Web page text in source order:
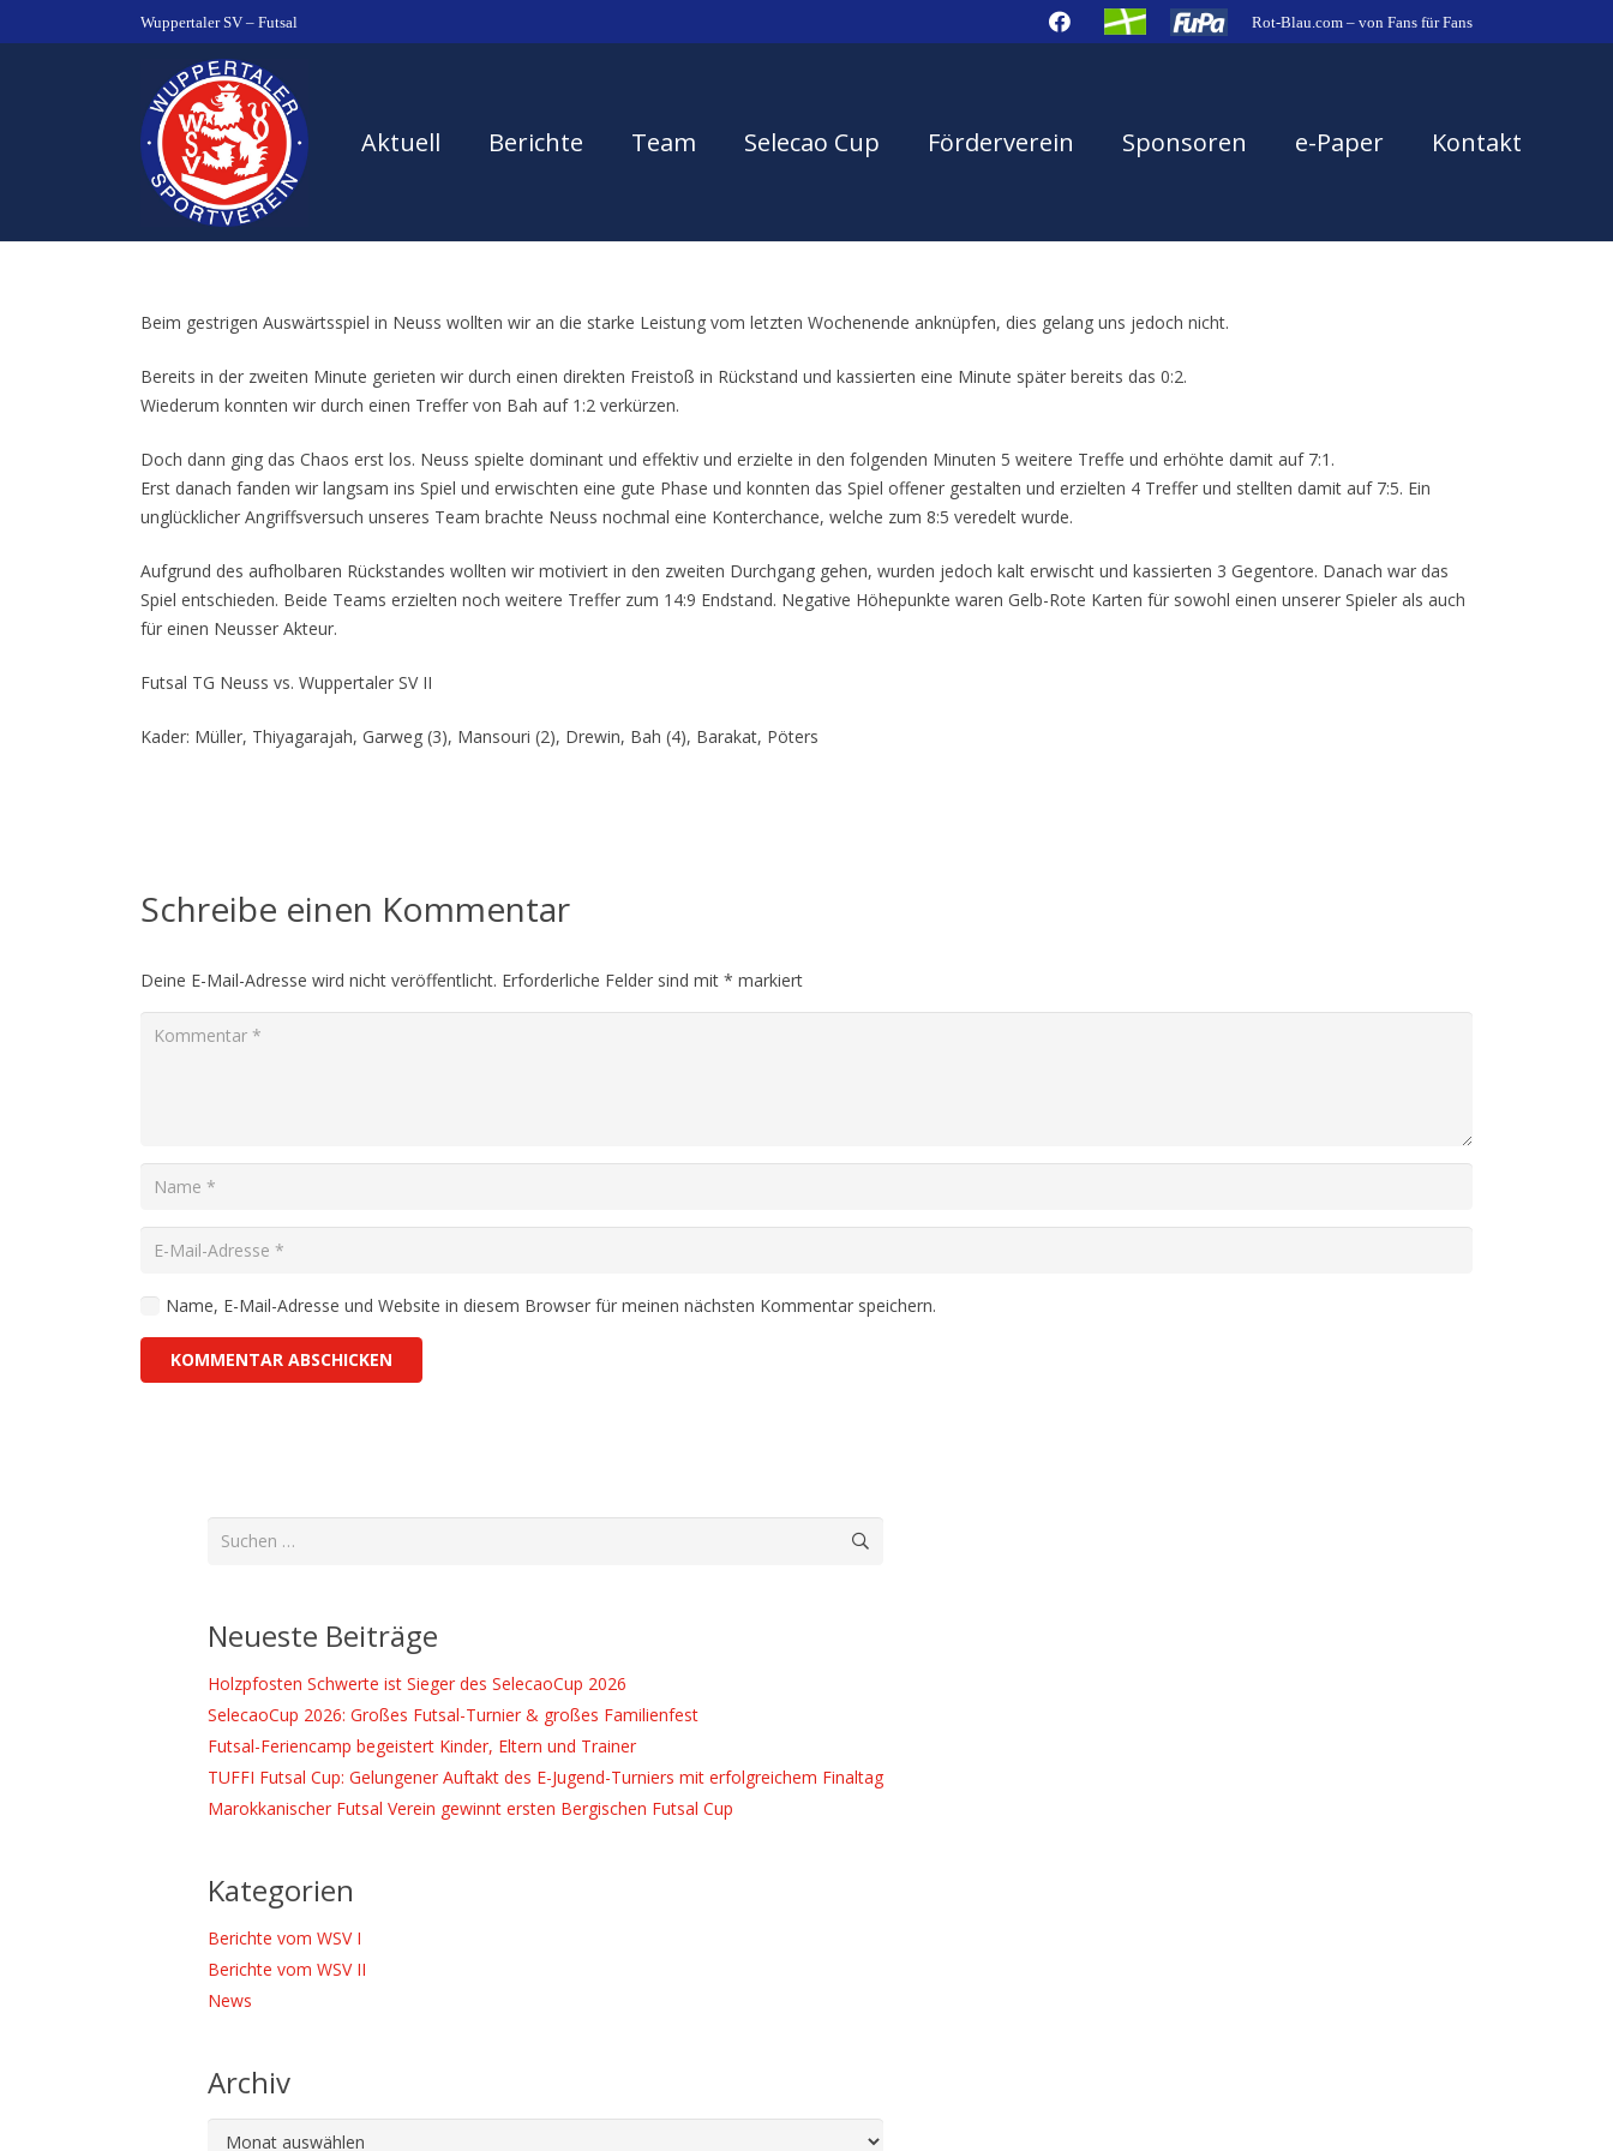
Wuppertaler SV – Futsal Rot-Blau.com – von Fans für Fans
Aktuell Berichte Team Selecao Cup Förderverein Sponsoren e-Paper Kontakt
Beim gestrigen Auswärtsspiel in Neuss wollten wir an die starke Leistung vom letzten Wochenende anknüpfen, dies gelang uns jedoch nicht.
Bereits in der zweiten Minute gerieten wir durch einen direkten Freistoß in Rückstand und kassierten eine Minute später bereits das 0:2.
Wiederum konnten wir durch einen Treffer von Bah auf 1:2 verkürzen.
Doch dann ging das Chaos erst los. Neuss spielte dominant und effektiv und erzielte in den folgenden Minuten 5 weitere Treffe und erhöhte damit auf 7:1.
Erst danach fanden wir langsam ins Spiel und erwischten eine gute Phase und konnten das Spiel offener gestalten und erzielten 4 Treffer und stellten damit auf 7:5. Ein
unglücklicher Angriffsversuch unseres Team brachte Neuss nochmal eine Konterchance, welche zum 8:5 veredelt wurde.
Aufgrund des aufholbaren Rückstandes wollten wir motiviert in den zweiten Durchgang gehen, wurden jedoch kalt erwischt und kassierten 3 Gegentore. Danach war das
Spiel entschieden. Beide Teams erzielten noch weitere Treffer zum 14:9 Endstand. Negative Höhepunkte waren Gelb-Rote Karten für sowohl einen unserer Spieler als auch
für einen Neusser Akteur.
Futsal TG Neuss vs. Wuppertaler SV II
Kader: Müller, Thiyagarajah, Garweg (3), Mansouri (2), Drewin, Bah (4), Barakat, Pöters
Schreibe einen Kommentar
Deine E-Mail-Adresse wird nicht veröffentlicht. Erforderliche Felder sind mit * markiert
Name, E-Mail-Adresse und Website in diesem Browser für meinen nächsten Kommentar speichern.
KOMMENTAR ABSCHICKEN
Suchen
Neueste Beiträge
Holzpfosten Schwerte ist Sieger des SelecaoCup 2026
SelecaoCup 2026: Großes Futsal-Turnier & großes Familienfest
Futsal-Feriencamp begeistert Kinder, Eltern und Trainer
TUFFI Futsal Cup: Gelungener Auftakt des E-Jugend-Turniers mit erfolgreichem Finaltag
Marokkanischer Futsal Verein gewinnt ersten Bergischen Futsal Cup
Kategorien
Berichte vom WSV I
Berichte vom WSV II
News
Archiv